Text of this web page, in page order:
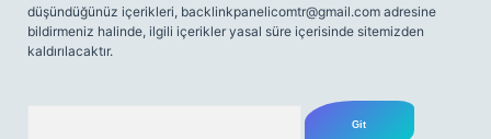
düşündüğünüz içerikleri, backlinkpanelicomtr@gmail.com adresine
bildirmeniz halinde, ilgili içerikler yasal süre içerisinde sitemizden
kaldırılacaktır.